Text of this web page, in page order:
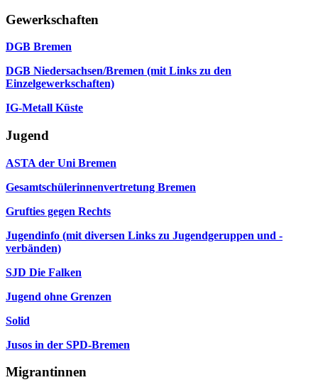
Gewerkschaften
DGB Bremen
DGB Niedersachsen/Bremen (mit Links zu den
Einzelgewerkschaften)
IG-Metall Küste
Jugend
ASTA der Uni Bremen
Gesamtschülerinnenvertretung Bremen
Grufties gegen Rechts
Jugendinfo (mit diversen Links zu Jugendgeruppen und -
verbänden)
SJD Die Falken
Jugend ohne Grenzen
Solid
Jusos in der SPD-Bremen
Migrantinnen